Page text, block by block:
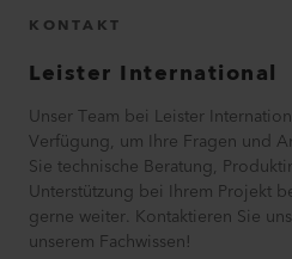
KONTAKT
Leister International
Unser Team bei Leister
Verfügung, um Ihre Fragen und
Sie technische Beratung,
Unterstützung bei Ihrem Projekt
gerne weiter. Kontaktieren Sie
unserem Fachwissen!